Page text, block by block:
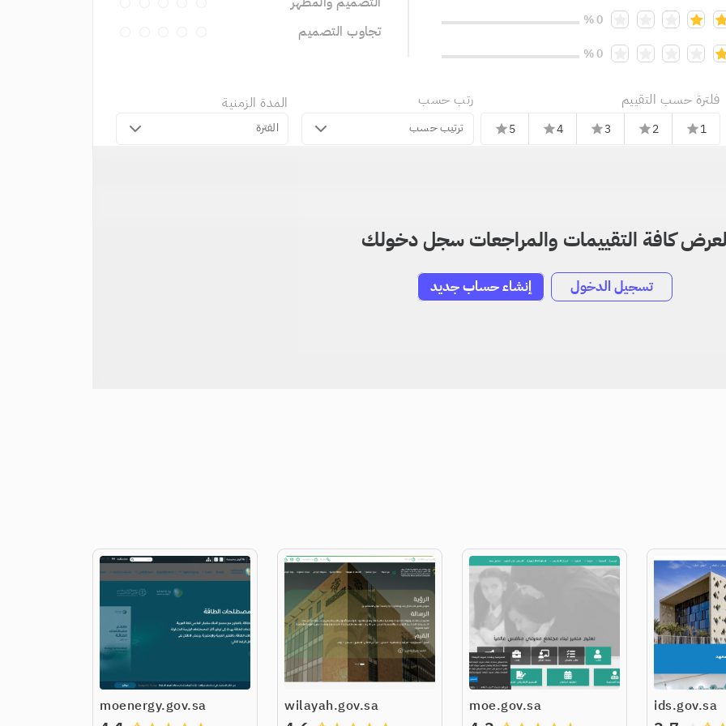
0 %
0 %
تجاوب التصميم
فلترة حسب التقييم
1
star
2
star
3
star
4
star
5
star
رتب حسب
ترتيب حسب
المدة الزمنية
الفترة
لعرض كافة التقييمات والمراجعات سجل دخولك
تسجيل الدخول إنشاء حساب جديد
ids.gov.sa
moe.gov.sa
wilayah.gov.sa
moenergy.gov.sa